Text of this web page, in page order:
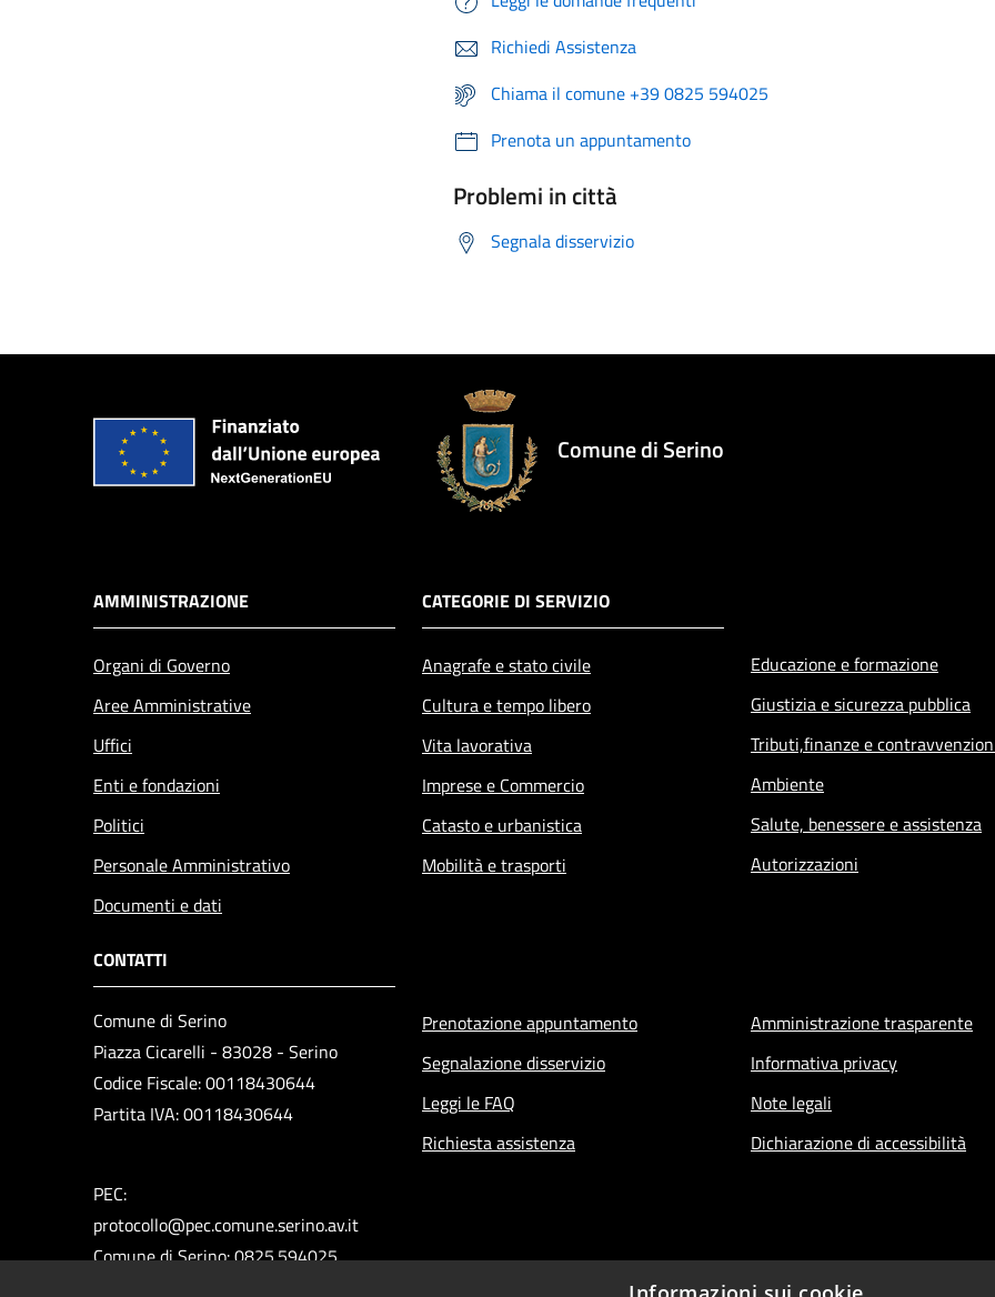
Richiedi Assistenza
Chiama il comune +39 0825 594025
Prenota un appuntamento
Problemi in città
Segnala disservizio
Comune di Serino
AMMINISTRAZIONE
Organi di Governo
Aree Amministrative
Uffici
Enti e fondazioni
Politici
Personale Amministrativo
Documenti e dati
CATEGORIE DI SERVIZIO
Anagrafe e stato civile
Cultura e tempo libero
Vita lavorativa
Imprese e Commercio
Catasto e urbanistica
Mobilità e trasporti
Educazione e formazione
Giustizia e sicurezza pubblica
Tributi,finanze e
Ambiente
Salute, benessere e assistenza
Autorizzazioni
CONTATTI
Comune di Serino
Piazza Cicarelli - 83028 - Serino
Codice Fiscale: 00118430644
Partita IVA: 00118430644
PEC:
protocollo@pec.comune.serino.av.it
Comune di Serino: 0825.594025
Prenotazione appuntamento
Segnalazione disservizio
Leggi le FAQ
Richiesta assistenza
Amministrazione trasparente
Informativa privacy
Note legali
Dichiarazione di accessibilità